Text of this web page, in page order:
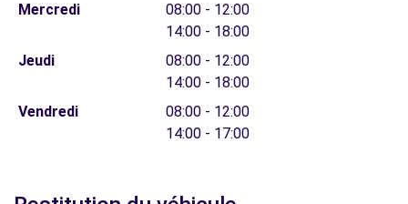
Mercredi
08:00 - 12:00
14:00 - 18:00
Jeudi
08:00 - 12:00
14:00 - 18:00
Vendredi
08:00 - 12:00
14:00 - 17:00